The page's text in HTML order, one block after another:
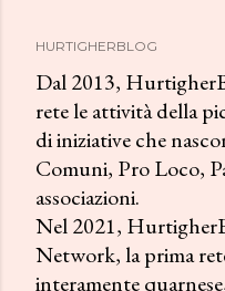
HURTIGHERBLOG
Dal 2013,
rete le attività della
di iniziative che
Comuni, Pro Loco,
associazioni.
Nel 2021,
Network, la prima
interamente